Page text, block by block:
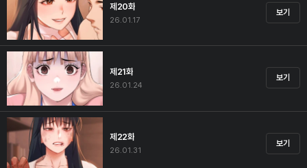
제20화
26.01.17
보기
제21화
26.01.24
보기
제22화
26.01.31
보기